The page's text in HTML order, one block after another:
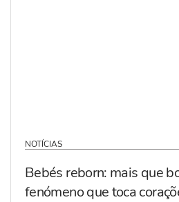
NOTÍCIAS
Bebés reborn: mais que
fenómeno que toca